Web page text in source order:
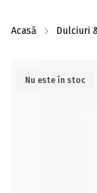
Acasă Dulciuri
Nu este în stoc